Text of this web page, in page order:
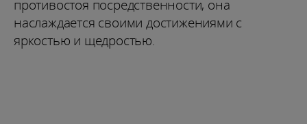
противостоя посредственности, она
наслаждается своими достижениями с
яркостью и щедростью.